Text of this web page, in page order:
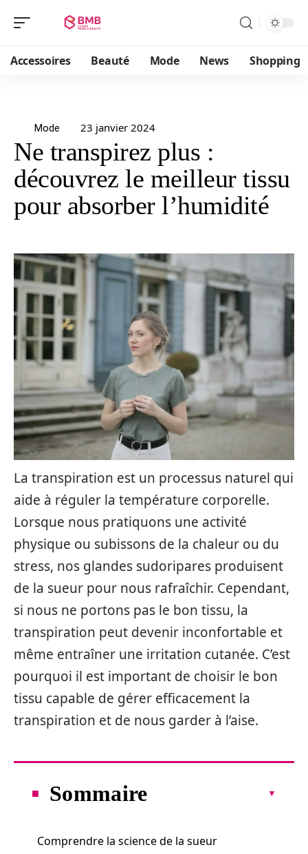
Accessoires Beauté Mode News Shopping
Mode 23 janvier 2024
Ne transpirez plus :
découvrez le meilleur tissu
pour absorber l’humidité
La transpiration est un processus naturel qui
aide à réguler la température corporelle.
Lorsque nous pratiquons une activité
physique ou subissons de la chaleur ou du
stress, nos glandes sudoripares produisent
de la sueur pour nous rafraîchir. Cependant,
si nous ne portons pas le bon tissu, la
transpiration peut devenir inconfortable et
même entraîner une irritation cutanée. C’est
pourquoi il est important de choisir le bon
tissu capable de gérer efficacement la
transpiration et de nous garder à l’aise.
Sommaire
Comprendre la science de la sueur